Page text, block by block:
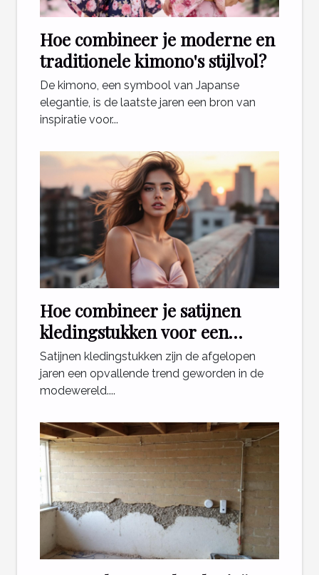
Hoe combineer je moderne en
traditionele kimono's stijlvol?
De kimono, een symbool van Japanse
elegantie, is de laatste jaren een bron van
inspiratie voor...
Hoe combineer je satijnen
kledingstukken voor een
stijlvolle look?
Satijnen kledingstukken zijn de afgelopen
jaren een opvallende trend geworden in de
modewereld....